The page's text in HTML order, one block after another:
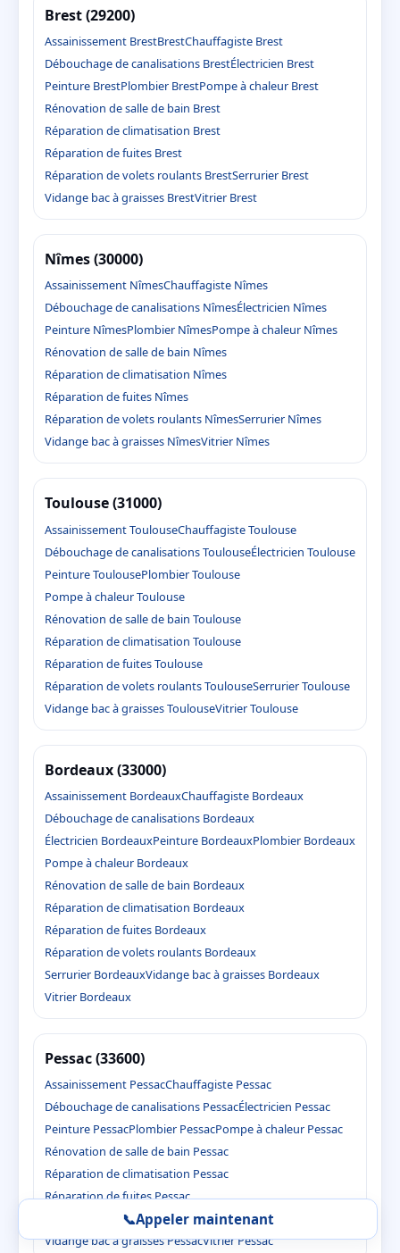
Brest (29200)
Assainissement BrestBrestChauffagiste Brest
Débouchage de canalisations BrestÉlectricien Brest
Peinture BrestPlombier BrestPompe à chaleur Brest
Rénovation de salle de bain Brest
Réparation de climatisation Brest
Réparation de fuites Brest
Réparation de volets roulants BrestSerrurier Brest
Vidange bac à graisses BrestVitrier Brest
Nîmes (30000)
Assainissement NîmesChauffagiste Nîmes
Débouchage de canalisations NîmesÉlectricien Nîmes
Peinture NîmesPlombier NîmesPompe à chaleur Nîmes
Rénovation de salle de bain Nîmes
Réparation de climatisation Nîmes
Réparation de fuites Nîmes
Réparation de volets roulants NîmesSerrurier Nîmes
Vidange bac à graisses NîmesVitrier Nîmes
Toulouse (31000)
Assainissement ToulouseChauffagiste Toulouse
Débouchage de canalisations ToulouseÉlectricien Toulouse
Peinture ToulousePlombier Toulouse
Pompe à chaleur Toulouse
Rénovation de salle de bain Toulouse
Réparation de climatisation Toulouse
Réparation de fuites Toulouse
Réparation de volets roulants ToulouseSerrurier Toulouse
Vidange bac à graisses ToulouseVitrier Toulouse
Bordeaux (33000)
Assainissement BordeauxChauffagiste Bordeaux
Débouchage de canalisations Bordeaux
Électricien BordeauxPeinture BordeauxPlombier Bordeaux
Pompe à chaleur Bordeaux
Rénovation de salle de bain Bordeaux
Réparation de climatisation Bordeaux
Réparation de fuites Bordeaux
Réparation de volets roulants Bordeaux
Serrurier BordeauxVidange bac à graisses Bordeaux
Vitrier Bordeaux
Pessac (33600)
Assainissement PessacChauffagiste Pessac
Débouchage de canalisations PessacÉlectricien Pessac
Peinture PessacPlombier PessacPompe à chaleur Pessac
Rénovation de salle de bain Pessac
Réparation de climatisation Pessac
Réparation de fuites Pessac
Réparation de volets roulants PessacSerrurier Pessac
Vidange bac à graisses PessacVitrier Pessac
📞Appeler maintenant